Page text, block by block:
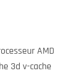
AMD
3d v-cache